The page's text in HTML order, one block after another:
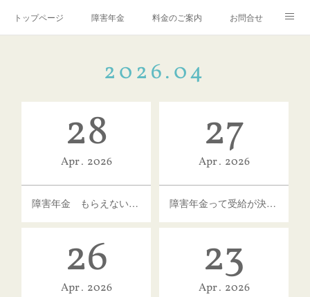
トップページ 障害年金 料金のご案内 お問合せ
2026.04
28
Apr 2026
障害年金 もらえない人はこんな人
27
Apr 2026
障害年金って受給が決まったら一生もらえるの？
26
Apr 2026
23
Apr 2026